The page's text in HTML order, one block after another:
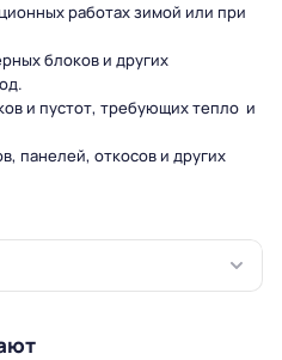
работах зимой или при
блоков и других
и пустот, требующих тепло и
панелей, откосов и других